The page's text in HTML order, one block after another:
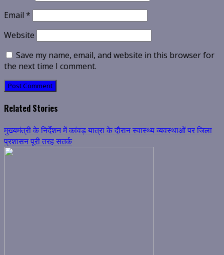
Email *
Website
Save my name, email, and website in this browser for
the next time I comment.
Related Stories
मुख्यमंत्री के निर्देशन में कांवड़ यात्रा के दौरान स्वास्थ्य व्यवस्थाओं पर जिला
प्रशासन पूरी तरह सतर्क